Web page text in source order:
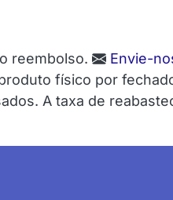
reembolso. Envie-
físico por
A taxa de